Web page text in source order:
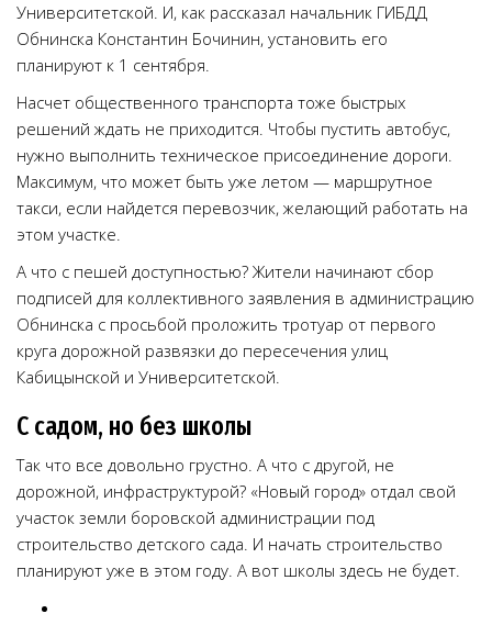
Университетской. И, как рассказал начальник ГИБДД
Обнинска Константин Бочинин, установить его
планируют к 1 сентября.
Насчет общественного транспорта тоже быстрых
решений ждать не приходится. Чтобы пустить автобус,
нужно выполнить техническое присоединение дороги.
Максимум, что может быть уже летом — маршрутное
такси, если найдется перевозчик, желающий работать на
этом участке.
А что с пешей доступностью? Жители начинают сбор
подписей для коллективного заявления в администрацию
Обнинска с просьбой проложить тротуар от первого
круга дорожной развязки до пересечения улиц
Кабицынской и Университетской.
С садом, но без школы
Так что все довольно грустно. А что с другой, не
дорожной, инфраструктурой? «Новый город» отдал свой
участок земли боровской администрации под
строительство детского сада. И начать строительство
планируют уже в этом году. А вот школы здесь не будет.